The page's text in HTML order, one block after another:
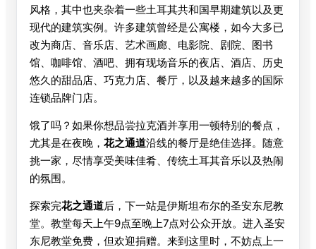
风格，其中也夹杂着一些土耳其共和国早期建筑以及更
现代的建筑实例。许多建筑曾经是公寓楼，如今大多已
改为商店、音乐店、艺术画廊、电影院、剧院、图书
馆、咖啡馆、酒吧、拥有现场音乐的夜店、酒店、历史
悠久的甜品店、巧克力店、餐厅，以及越来越多的国际
连锁品牌门店。
饿了吗？如果你想品尝拉克酒并享用一顿特别的餐点，
尤其是在夜晚， 花之通道沿线的餐厅是绝佳选择。随意
挑一家，尽情享受美味佳肴、传统土耳其音乐以及热闹
的氛围。
探索完花之通道后，下一站是伊斯坦布尔的圣安东尼教
堂。教堂每天上午9点至晚上7点对公众开放。进入圣安
东尼教堂免费，但欢迎捐赠。来到这里时，不妨点上一